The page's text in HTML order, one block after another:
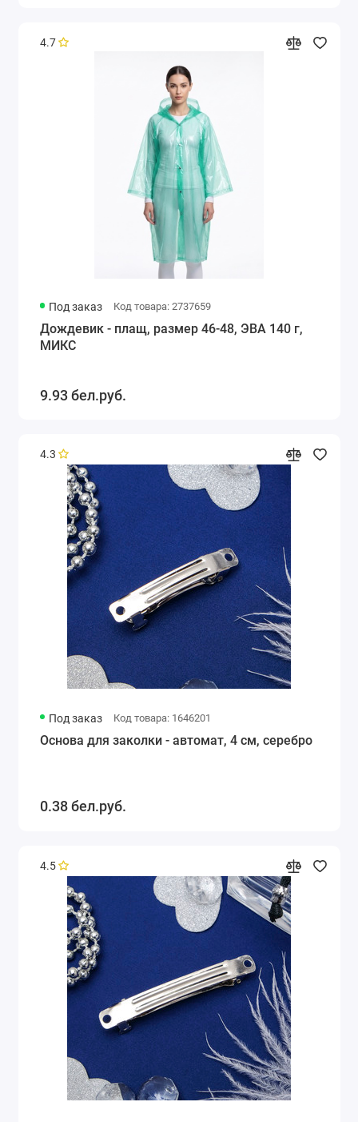
4.7
Под заказ Код товара: 2737659
Дождевик - плащ, размер 46-48, ЭВА 140 г,
МИКС
9.93 бел.руб.
4.3
Под заказ Код товара: 1646201
Основа для заколки - автомат, 4 см, серебро
0.38 бел.руб.
4.5